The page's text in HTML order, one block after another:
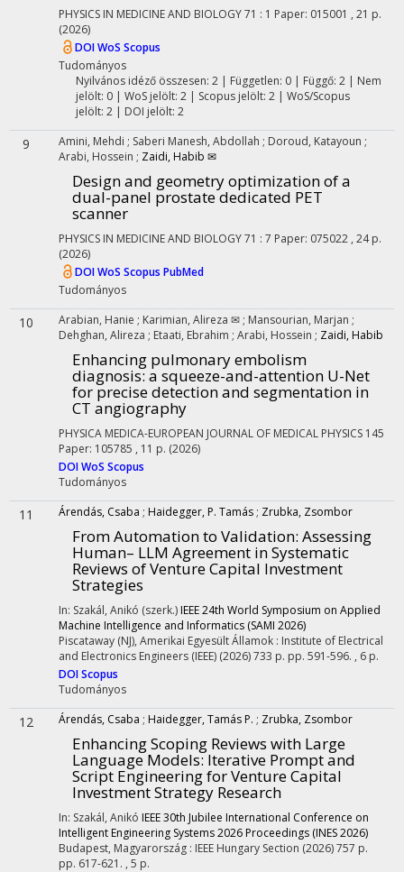
PHYSICS IN MEDICINE AND BIOLOGY71 : 1 Paper: 015001 , 21 p.
(2026)
DOIWoS Scopus
Tudományos
Nyilvános idéző összesen: 2| Független: 0 | Függő: 2 | Nem
jelölt: 0 | WoS jelölt: 2 | Scopus jelölt: 2 | WoS/Scopus
jelölt: 2 | DOI jelölt: 2
9 Amini, Mehdi ; Saberi Manesh, Abdollah ; Doroud, Katayoun ;
Arabi, Hossein ; Zaidi, Habib ✉
Design and geometry optimization of a
dual-panel prostate dedicated PET
scanner
PHYSICS IN MEDICINE AND BIOLOGY71 : 7 Paper: 075022 , 24 p.
(2026)
DOIWoS Scopus PubMed
Tudományos
10 Arabian, Hanie ; Karimian, Alireza ✉ ; Mansourian, Marjan ;
Dehghan, Alireza ; Etaati, Ebrahim ; Arabi, Hossein ; Zaidi, Habib
Enhancing pulmonary embolism
diagnosis: a squeeze-and-attention U-Net
for precise detection and segmentation in
CT angiography
PHYSICA MEDICA-EUROPEAN JOURNAL OF MEDICAL PHYSICS 145
Paper: 105785 , 11 p. (2026)
DOIWoS Scopus
Tudományos
11 Árendás, Csaba ; Haidegger, P. Tamás ; Zrubka, Zsombor
From Automation to Validation: Assessing
Human– LLM Agreement in Systematic
Reviews of Venture Capital Investment
Strategies
In: Szakál, Anikó (szerk.) IEEE 24th World Symposium on Applied
Machine Intelligence and Informatics (SAMI 2026)
Piscataway (NJ), Amerikai Egyesült Államok : Institute of Electrical
and Electronics Engineers (IEEE) (2026)733 p. pp. 591-596. , 6 p.
DOIScopus
Tudományos
12 Árendás, Csaba ; Haidegger, Tamás P. ; Zrubka, Zsombor
Enhancing Scoping Reviews with Large
Language Models: Iterative Prompt and
Script Engineering for Venture Capital
Investment Strategy Research
In: Szakál, Anikó IEEE 30th Jubilee International Conference on
Intelligent Engineering Systems 2026 Proceedings (INES 2026)
Budapest, Magyarország : IEEE Hungary Section (2026)757 p.
pp. 617-621. , 5 p.